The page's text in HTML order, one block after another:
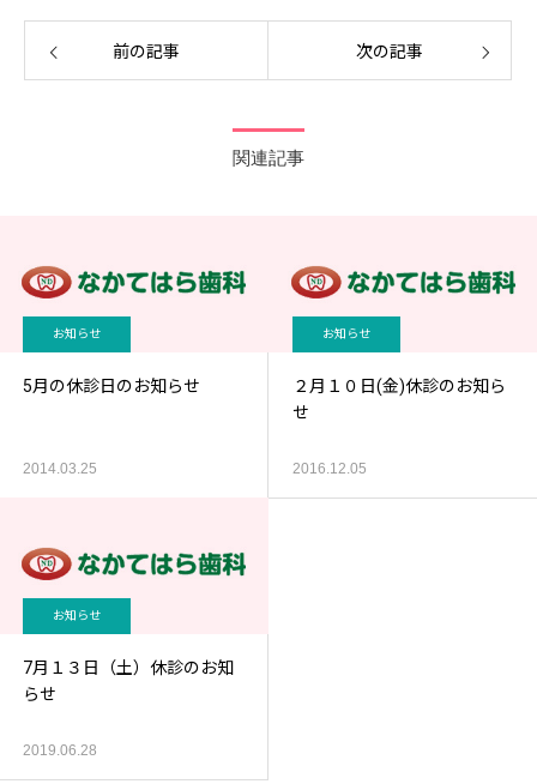
前の記事 次の記事
関連記事
お知らせ
5月の休診日のお知らせ
2014.03.25
お知らせ
２月１０日(金)休診のお知ら
せ
2016.12.05
お知らせ
7月１３日（土）休診のお知
らせ
2019.06.28